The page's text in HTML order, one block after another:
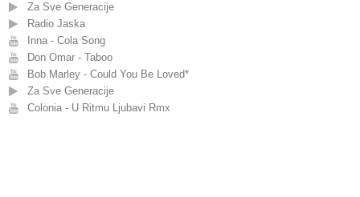
Za Sve Generacije
Radio Jaska
Inna - Cola Song
Don Omar - Taboo
Bob Marley - Could You Be Loved*
Za Sve Generacije
Colonia - U Ritmu Ljubavi Rmx